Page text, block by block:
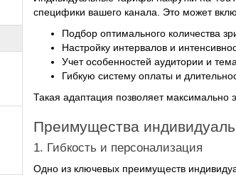
специфики вашего канала. Это может
Подбор оптимального количества
Настройку интервалов и
Учет особенностей аудитории и
Гибкую систему оплаты и
Такая адаптация позволяет максимально
Преимущества
1. Гибкость и персонализация
Одно из ключевых преимуществ